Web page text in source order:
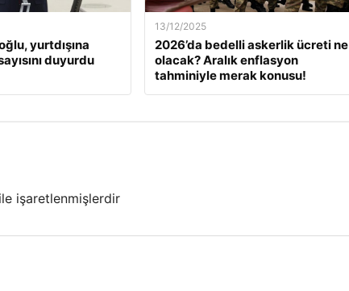
yurtdışına
duyurdu
13/12/2025
2026’da bedelli askerlik ücreti ne
olacak? Aralık enflasyon
tahminiyle merak konusu!
ile işaretlenmişlerdir